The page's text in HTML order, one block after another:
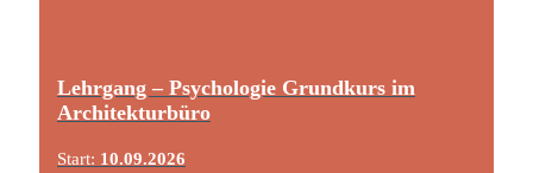
Lehrgang – Psychologie Grundkurs im
Architekturbüro
Start: 10.09.2026